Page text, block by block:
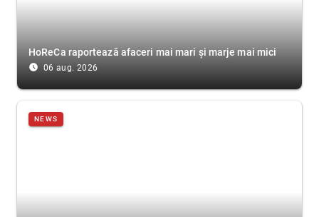
HoReCa raportează afaceri mai mari și marje mai mici
access_time_filled 06 aug. 2026
NEWS